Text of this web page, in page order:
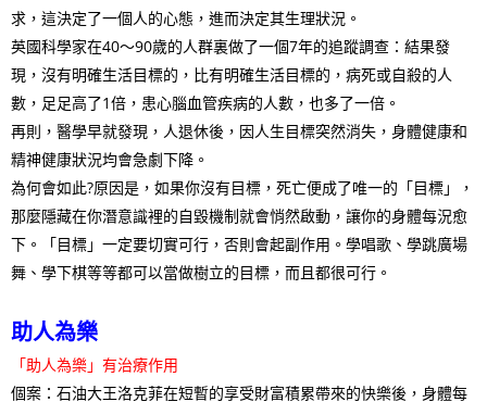
求，這決定了一個人的心態，進而決定其生理狀況。
英國科學家在40～90歲的人群裏做了一個7年的追蹤調查：結果發
現，沒有明確生活目標的，比有明確生活目標的，病死或自殺的人
數，足足高了1倍，患心腦血管疾病的人數，也多了一倍。
再則，醫學早就發現，人退休後，因人生目標突然消失，身體健康和
精神健康狀況均會急劇下降。
為何會如此?原因是，如果你沒有目標，死亡便成了唯一的「目標」，
那麼隱藏在你潛意識裡的自毀機制就會悄然啟動，讓你的身體每況愈
下。「目標」一定要切實可行，否則會起副作用。學唱歌、學跳廣場
舞、學下棋等等都可以當做樹立的目標，而且都很可行。
助人為樂
「助人為樂」有治療作用
個案：石油大王洛克菲在短暫的享受財富積累帶來的快樂後，身體每